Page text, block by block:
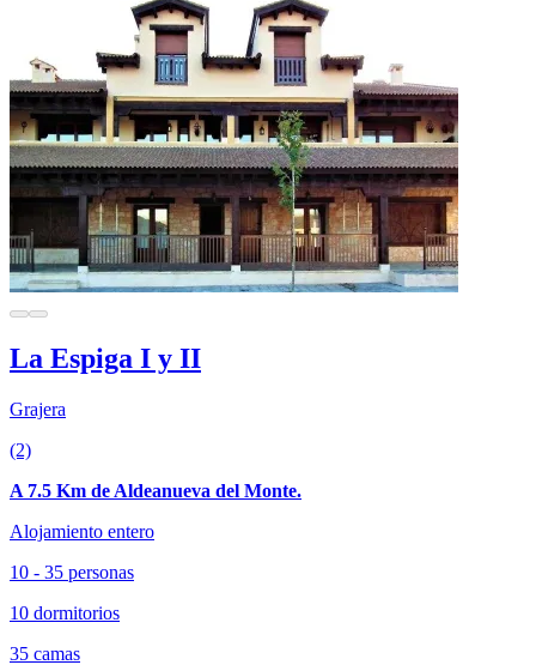
La Espiga I y II
Grajera
(2)
A 7.5 Km de Aldeanueva del Monte.
Alojamiento entero
10 - 35 personas
10 dormitorios
35 camas